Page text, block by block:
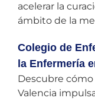
acelerar la
ámbito de la
Colegio de
la Enfermería
Descubre
Valencia